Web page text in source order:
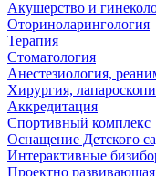
Акушерство и
Оториноларингология
Терапия
Стоматология
Анестезиология,
Хирургия,
Аккредитация
Спортивный комплекс
Оснащение Детского
Интерактивные
Проектно развивающая